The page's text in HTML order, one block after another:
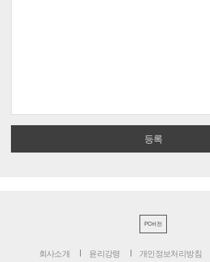
PC버전
회사소개 윤리강령 개인정보처리방침